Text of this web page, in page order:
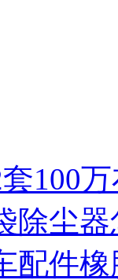
100
除尘
配件